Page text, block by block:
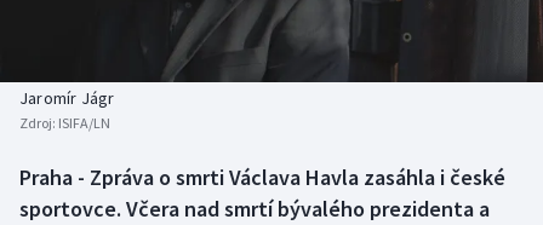
Baseball a softbal
Biatlon
Boby a skeleton
Historické návraty
Aplikace ČT sport
AZ kvíz
Jaromír Jágr
Zdroj: ISIFA/LN
Praha - Zpráva o smrti Václava Havla zasáhla i české
sportovce. Včera nad smrtí bývalého prezidenta a